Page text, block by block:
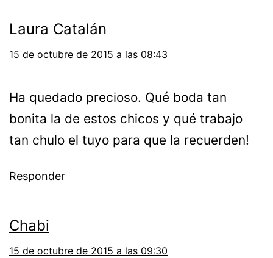
Laura Catalán
15 de octubre de 2015 a las 08:43
Ha quedado precioso. Qué boda tan
bonita la de estos chicos y qué trabajo
tan chulo el tuyo para que la recuerden!
Responder
Chabi
15 de octubre de 2015 a las 09:30